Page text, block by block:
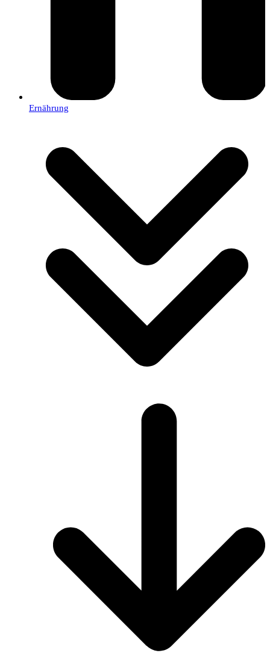
Ernährung